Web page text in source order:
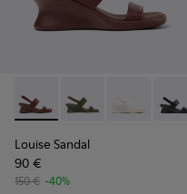
Louise Sandal -
Louise Sandal -
Louise
Louise Sandal
90 €
150 € -40%